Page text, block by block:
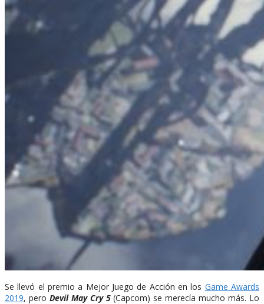
Se llevó el premio a Mejor Juego de Acción en los Game Awards
2019, pero Devil May Cry 5(Capcom) se merecía mucho más. Lo